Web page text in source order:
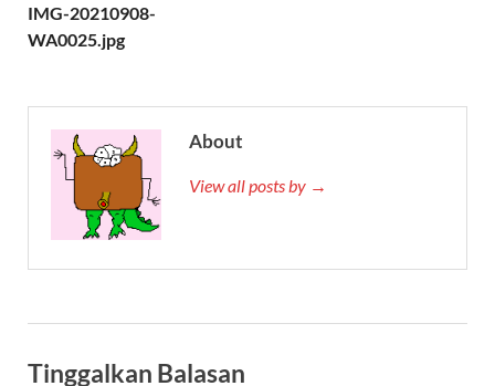
IMG-20210908-
WA0025.jpg
About
View all posts by →
Tinggalkan Balasan